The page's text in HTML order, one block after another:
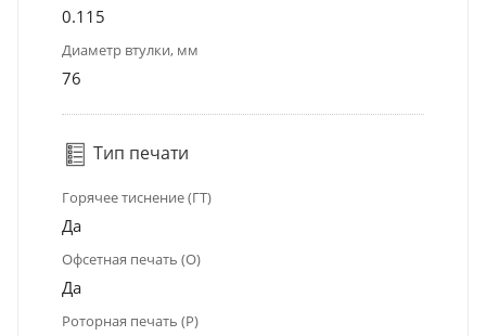
0.115
Диаметр втулки, мм
76
Тип печати
Горячее тиснение (ГТ)
Да
Офсетная печать (О)
Да
Роторная печать (Р)